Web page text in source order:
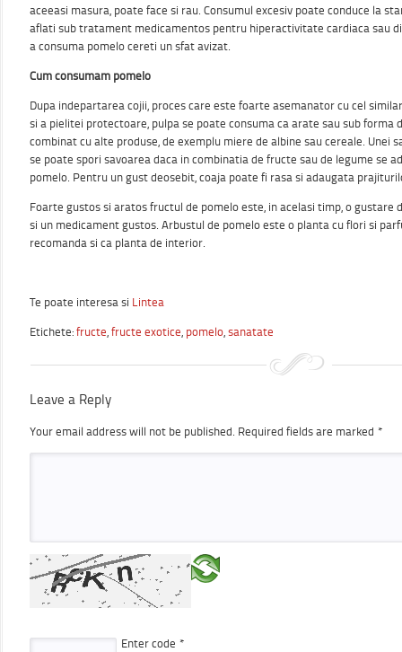
aceeasi masura, poate face si rau. Consumul excesiv poate conduce la
aflati sub tratament medicamentos pentru hiperactivitate cardiaca sau
a consuma pomelo cereti un sfat avizat.
Cum consumam pomelo
Dupa indepartarea cojii, proces care este foarte asemanator cu cel
si a pielitei protectoare, pulpa se poate consuma ca arate sau sub forma
combinat cu alte produse, de exemplu miere de albine sau cereale. Unei
se poate spori savoarea daca in combinatia de fructe sau de legume se
pomelo. Pentru un gust deosebit, coaja poate fi rasa si adaugata
Foarte gustos si aratos fructul de pomelo este, in acelasi timp, o gustare
si un medicament gustos. Arbustul de pomelo este o planta cu flori si
recomanda si ca planta de interior.
Te poate interesa si Lintea
Etichete: fructe, fructe exotice, pomelo, sanatate
Leave a Reply
Your email address will not be published. Required fields are marked *
Enter code *